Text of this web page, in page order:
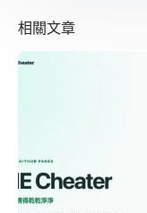
相關文章